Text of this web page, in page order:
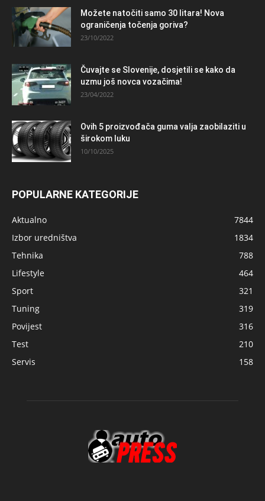
Možete natočiti samo 30 litara! Nova
ograničenja točenja goriva?
23/10/2022
Čuvajte se Slovenije, dosjetili se kako da
uzmu još novca vozačima!
23/04/2022
Ovih 5 proizvođača guma valja zaobilaziti u
širokom luku
10/10/2025
POPULARNE KATEGORIJE
Aktualno
7844
Izbor uredništva
1834
Tehnika
788
Lifestyle
464
Sport
321
Tuning
319
Povijest
316
Test
210
Servis
158